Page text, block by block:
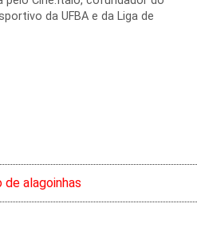
da UFBA e da Liga de
alagoinhas